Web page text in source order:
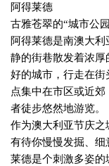
阿得莱德
古雅苍翠的“城市公
阿得莱德是南澳大
静的街巷散发着浓
好的城市，行走在
点集中在市区或近
者徒步悠然地游览。
作为澳大利亚节庆
有待你慢慢发掘、
莱德是个刺激多姿